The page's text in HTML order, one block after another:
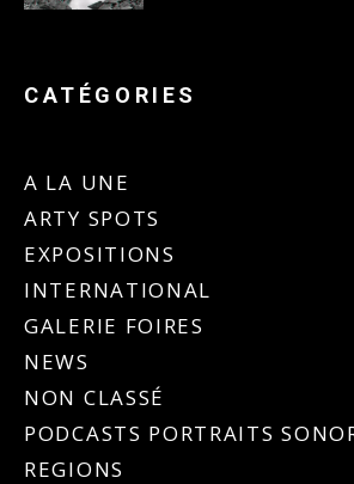
CATÉGORIES
A LA UNE
ARTY SPOTS
EXPOSITIONS
INTERNATIONAL
GALERIE FOIRES
NEWS
NON CLASSÉ
PODCASTS PORTRAITS
REGIONS